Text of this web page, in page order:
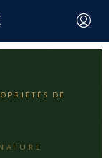
DE